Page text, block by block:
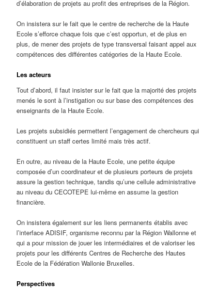
d’élaboration de projets au profit des entreprises de la Région.
On insistera sur le fait que le centre de recherche de la Haute
Ecole s’efforce chaque fois que c’est opportun, et de plus en
plus, de mener des projets de type transversal faisant appel aux
compétences des différentes catégories de la Haute Ecole.
Les acteurs
Tout d’abord, il faut insister sur le fait que la majorité des projets
menés le sont à l’instigation ou sur base des compétences des
enseignants de la Haute Ecole.
Les projets subsidiés permettent l’engagement de chercheurs qui
constituent un staff certes limité mais très actif.
En outre, au niveau de la Haute Ecole, une petite équipe
composée d’un coordinateur et de plusieurs porteurs de projets
assure la gestion technique, tandis qu’une cellule administrative
au niveau du CECOTEPE lui-même en assume la gestion
financière.
On insistera également sur les liens permanents établis avec
l’interface ADISIF, organisme reconnu par la Région Wallonne et
qui a pour mission de jouer les intermédiaires et de valoriser les
projets pour les différents Centres de Recherche des Hautes
Ecole de la Fédération Wallonie Bruxelles.
Perspectives